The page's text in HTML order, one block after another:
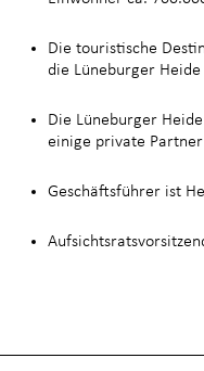
Die touristische
die Lüneburger
Die Lüneburger
einige private
Geschäftsführer ist